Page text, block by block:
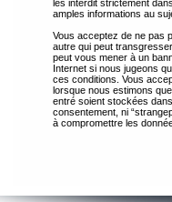
les interdit strictement
amples informations au
Vous acceptez de ne pas
autre qui peut
peut vous mener à un
Internet si nous jugeons
ces conditions. Vous
lorsque nous estimons
entré soient stockées
consentement, ni
à compromettre les